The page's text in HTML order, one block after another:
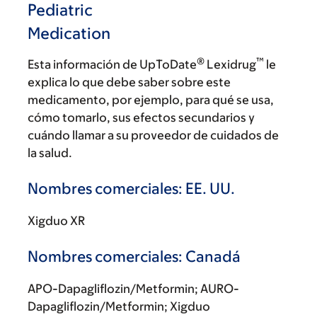
Pediatric
Medication
Esta información de UpToDate® Lexidrug™ le
explica lo que debe saber sobre este
medicamento, por ejemplo, para qué se usa,
cómo tomarlo, sus efectos secundarios y
cuándo llamar a su proveedor de cuidados de
la salud.
Nombres comerciales: EE. UU.
Xigduo XR
Nombres comerciales: Canadá
APO-Dapagliflozin/Metformin; AURO-
Dapagliflozin/Metformin; Xigduo